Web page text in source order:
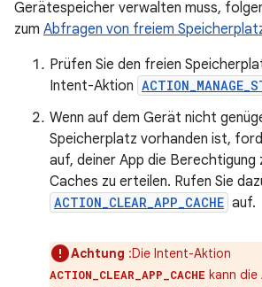
Gerätespeicher verwalten muss,
zum Abfragen von freiem
Prüfen Sie den freien
Intent-Aktion
Wenn auf dem Gerät nicht
Speicherplatz vorhanden ist,
auf, deiner App die Berechtigung
Caches zu erteilen. Rufen Sie
ACTION_CLEAR_APP_CACHE auf.
Achtung :Die Intent-Aktion
ACTION_CLEAR_APP_CACHE kann